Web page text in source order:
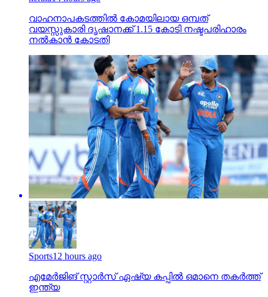
വാഹനാപകടത്തില്‍ കോമയിലായ ഒമ്പത്
വയസ്സുകാരി ദൃഷാനക്ക് 1.15 കോടി നഷ്ടപരിഹാരം
നല്‍കാന്‍ കോടതി
Sports12 hours ago
എമേര്‍ജിങ് സ്റ്റാര്‍സ് ഏഷ്യ കപ്പില്‍ ഒമാനെ തകര്‍ത്ത്
ഇന്ത്യ